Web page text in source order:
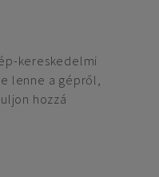
kereskedelmi
lenne a gépről,
hozzá